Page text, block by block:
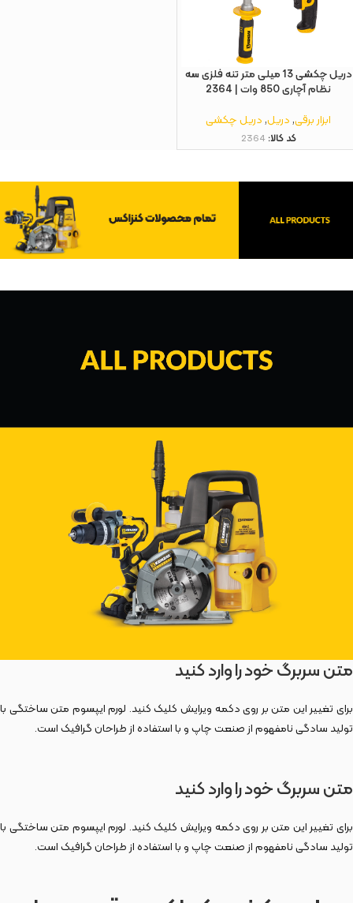
دريل چکشی 13 ميلی متر تنه فلزی سه
نظام آچاری 850 وات | 2364
ابزار برقی,دریل,دریل چکشی
کد کالا: 2364
متن سربرگ خود را وارد کنید
برای تغییر این متن بر روی دکمه ویرایش کلیک کنید. لورم ایپسوم متن ساختگی با
تولید سادگی نامفهوم از صنعت چاپ و با استفاده از طراحان گرافیک است.
متن سربرگ خود را وارد کنید
برای تغییر این متن بر روی دکمه ویرایش کلیک کنید. لورم ایپسوم متن ساختگی با
تولید سادگی نامفهوم از صنعت چاپ و با استفاده از طراحان گرافیک است.